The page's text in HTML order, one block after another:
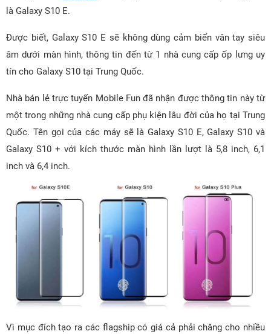
là Galaxy S10 E.
Được biết, Galaxy S10 E sẽ không dùng cảm biến vân tay siêu
âm dưới màn hình, thông tin đến từ 1 nhà cung cấp ốp lưng uy
tín cho Galaxy S10 tại Trung Quốc.
Nhà bán lẻ trực tuyến Mobile Fun đã nhận được thông tin này từ
một trong những nhà cung cấp phụ kiện lâu đời của họ tại Trung
Quốc. Tên gọi của các máy sẽ là Galaxy S10 E, Galaxy S10 và
Galaxy S10 + với kích thước màn hình lần lượt là 5,8 inch, 6,1
inch và 6,4 inch.
Vì mục đích tạo ra các flagship có giá cả phải chăng cho nhiều